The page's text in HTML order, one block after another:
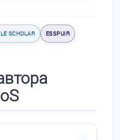
SCHOLAR ESSPUIR